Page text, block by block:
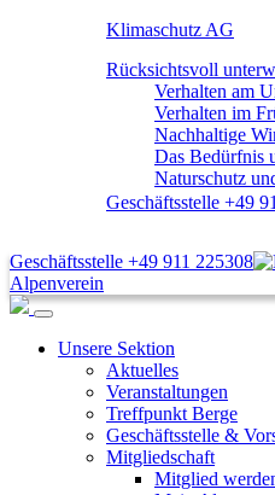
Klimaschutz AG
Rücksichtsvoll
Verhalten am
Verhalten im
Nachhaltige
Das Bedürfnis
Naturschutz
Geschäftsstelle +49
Geschäftsstelle +49 911 225308
Alpenverein
Unsere Sektion
Aktuelles
Veranstaltungen
Treffpunkt Berge
Geschäftsstelle &
Mitgliedschaft
Mitglied